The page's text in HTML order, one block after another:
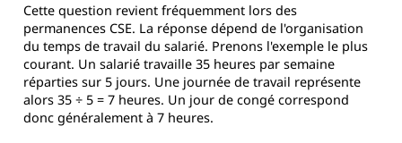
Cette question revient fréquemment lors des
permanences CSE. La réponse dépend de l'organisation
du temps de travail du salarié. Prenons l'exemple le plus
courant. Un salarié travaille 35 heures par semaine
réparties sur 5 jours. Une journée de travail représente
alors 35 ÷ 5 = 7 heures. Un jour de congé correspond
donc généralement à 7 heures.